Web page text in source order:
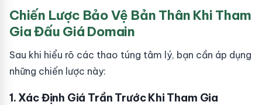
Chiến Lược Bảo Vệ Bản Thân Khi Tham
Gia Đấu Giá Domain
Sau khi hiểu rõ các thao túng tâm lý, bạn cần áp dụng
những chiến lược này:
1. Xác Định Giá Trần Trước Khi Tham Gia